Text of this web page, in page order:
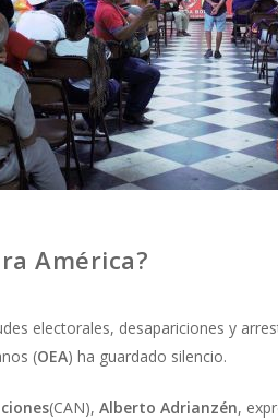
América?
electorales, desapariciones y
(OEA) ha guardado silencio.
(CAN), Alberto Adrianzén,